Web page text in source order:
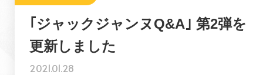
｢ジャックジャンヌQ&A｣ 第2弾を
更新しました
2021.01.28